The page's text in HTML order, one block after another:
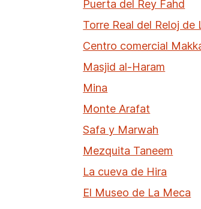
Puerta del Rey Fahd
Torre Real del Reloj de
Centro comercial
Masjid al-Haram
Mina
Monte Arafat
Safa y Marwah
Mezquita Taneem
La cueva de Hira
El Museo de La Meca